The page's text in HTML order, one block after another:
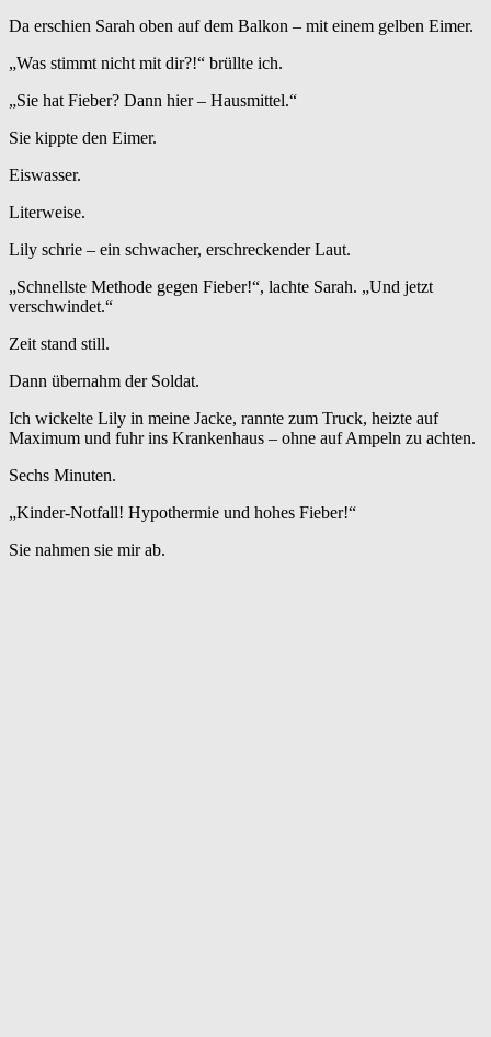
Da erschien Sarah oben auf dem Balkon – mit einem gelben Eimer.
„Was stimmt nicht mit dir?!“ brüllte ich.
„Sie hat Fieber? Dann hier – Hausmittel.“
Sie kippte den Eimer.
Eiswasser.
Literweise.
Lily schrie – ein schwacher, erschreckender Laut.
„Schnellste Methode gegen Fieber!“, lachte Sarah. „Und jetzt
verschwindet.“
Zeit stand still.
Dann übernahm der Soldat.
Ich wickelte Lily in meine Jacke, rannte zum Truck, heizte auf
Maximum und fuhr ins Krankenhaus – ohne auf Ampeln zu achten.
Sechs Minuten.
„Kinder-Notfall! Hypothermie und hohes Fieber!“
Sie nahmen sie mir ab.